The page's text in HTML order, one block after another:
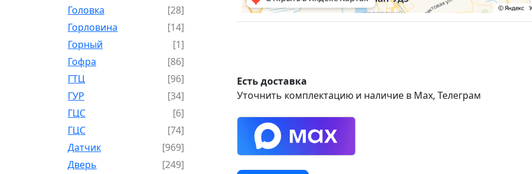
Головка
[28]
Горловина
[14]
Горный
[1]
Гофра
[86]
ГТЦ
[96]
ГУР
[34]
ГЦC
[6]
ГЦС
[74]
Датчик
[969]
Дверь
[249]
Есть доставка
Уточнить комплектацию и наличие в Max, Телеграм